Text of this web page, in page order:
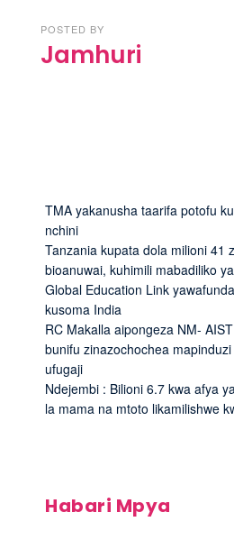
POSTED BY
Jamhuri
TMA yakanusha taarifa potofu
nchini
Tanzania kupata dola milioni 41
bioanuwai, kuhimili mabadiliko
Global Education Link
kusoma India
RC Makalla aipongeza NM-
bunifu zinazochochea
ufugaji
Ndejembi : Bilioni 6.7 kwa afya
la mama na mtoto likamilishwe
Habari Mpya